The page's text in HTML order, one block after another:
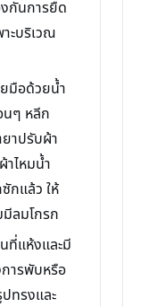
กันการยืด
ะบริเวณ
มือด้วยน้ำ
ๆ หลีก
าปรับผ้า
ไหมน้ำ
กแล้ว ให้
ลมโกรก
ที่แห้งและมี
ารพับหรือ
ทรงและ